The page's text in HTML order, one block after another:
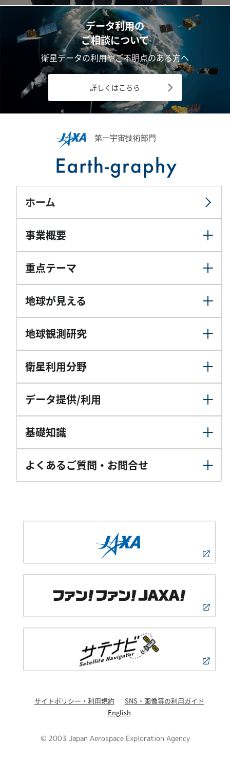
データ利用の
ご相談について
衛星データの利用やご不明点のある方へ
詳しくはこちら
ホーム
事業概要
重点テーマ
地球が見える
地球観測研究
衛星利用分野
データ提供/利用
基礎知識
よくあるご質問・お問合せ
サイトポリシー・利用規約
SNS・画像等の利用ガイド
English
© 2003 Japan Aerospace Exploration Agency